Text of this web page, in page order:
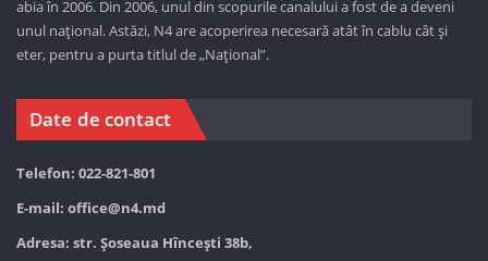
abia în 2006. Din 2006, unul din scopurile canalului a fost de a deveni
unul național. Astăzi, N4 are acoperirea necesară atât în cablu cât și
eter, pentru a purta titlul de „Național”.
Date de contact
Telefon: 022-821-801
E-mail: office@n4.md
Adresa: str. Șoseaua Hînceşti 38b,